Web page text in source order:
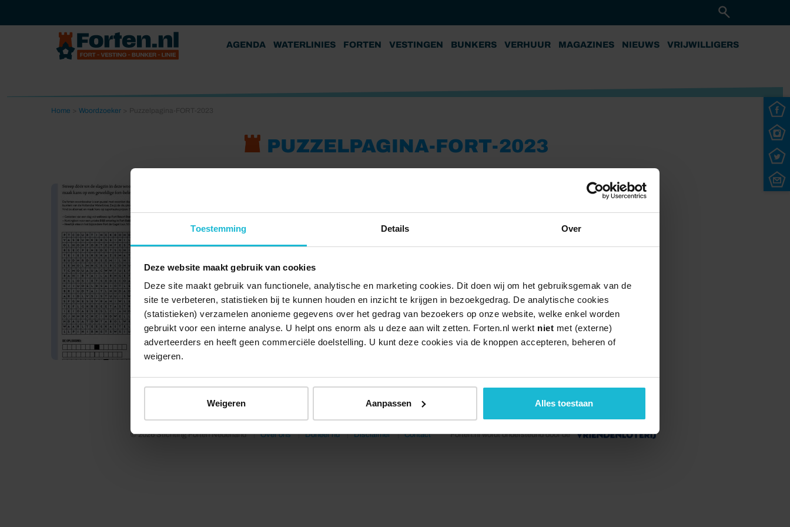
Toestemming Details Over
Deze website maakt gebruik van cookies
Deze site maakt gebruik van functionele, analytische en marketing cookies. Dit doen wij om het gebruiksgemak van de
site te verbeteren, statistieken bij te kunnen houden en inzicht te krijgen in bezoekgedrag. De analytische cookies
(statistieken) verzamelen anonieme gegevens over het gedrag van bezoekers op onze website, welke enkel worden
gebruikt voor een interne analyse. U helpt ons enorm als u deze aan wilt zetten. Forten.nl werkt niet met (externe)
adverteerders en heeft geen commerciële doelstelling. U kunt deze cookies via de knoppen accepteren, beheren of
weigeren.
Weigeren Aanpassen Alles toestaan
AGENDA WATERLINIES FORTEN VESTINGEN BUNKERS VERHUUR MAGAZINES NIEUWS VRIJWILLIGERS
Home Woordzoeker
PUZZELPAGINA-FORT-2023
© 2026 Stichting Forten Nederland Over ons Doneer nu Disclaimer Contact Forten.nl wordt ondersteund door de